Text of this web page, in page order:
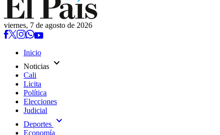
viernes, 7 de agosto de 2026
Inicio
Noticias expand_more
Cali
Licita
Política
Elecciones
Judicial
Deportes expand_more
Economía